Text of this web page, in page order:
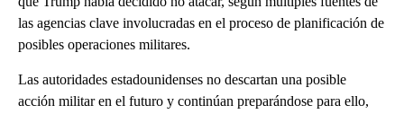
las agencias clave involucradas en el proceso de planificación de
posibles operaciones militares.
Las autoridades estadounidenses no descartan una posible
acción militar en el futuro y continúan preparándose para ello,